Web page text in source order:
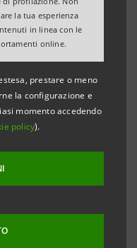
la tua esperienza
in linea con le
online.
prestare o meno
la configurazione e
momento accedendo
policy).
e delle
dalla qualità del
capacità di
avanzate.
online
analisi
con l’ausilio